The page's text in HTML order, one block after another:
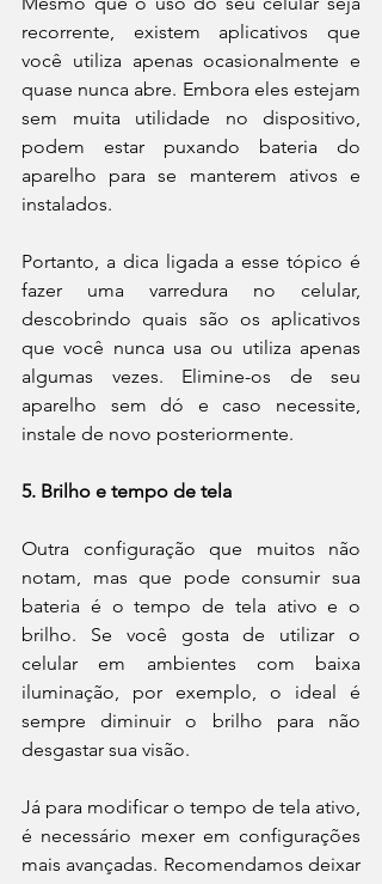
recorrente, existem aplicativos que
você utiliza apenas ocasionalmente e
quase nunca abre. Embora eles estejam
sem muita utilidade no dispositivo,
podem estar puxando bateria do
aparelho para se manterem ativos e
instalados.
Portanto, a dica ligada a esse tópico é
fazer uma varredura no celular,
descobrindo quais são os aplicativos
que você nunca usa ou utiliza apenas
algumas vezes. Elimine-os de seu
aparelho sem dó e caso necessite,
instale de novo posteriormente.
5. Brilho e tempo de tela
Outra configuração que muitos não
notam, mas que pode consumir sua
bateria é o tempo de tela ativo e o
brilho. Se você gosta de utilizar o
celular em ambientes com baixa
iluminação, por exemplo, o ideal é
sempre diminuir o brilho para não
desgastar sua visão.
Já para modificar o tempo de tela ativo,
é necessário mexer em configurações
mais avançadas. Recomendamos deixar